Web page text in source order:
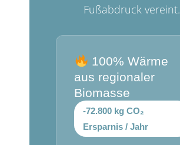
Fußabdruck vereint.
100% Wärme
aus regionaler
Biomasse
-72.800 kg CO₂
Ersparnis / Jahr